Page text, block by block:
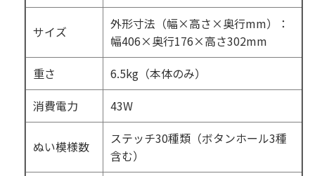
サイズ
外形寸法（幅×高さ×奥行mm）：
幅406×奥行176×高さ302mm
重さ
6.5kg（本体のみ）
消費電力
43W
ぬい模様数
ステッチ30種類（ボタンホール3種
含む）